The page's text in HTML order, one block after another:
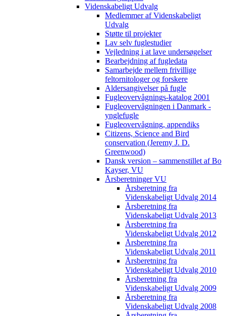
Videnskabeligt Udvalg
Medlemmer af Videnskabeligt
Udvalg
Støtte til projekter
Lav selv fuglestudier
Vejledning i at lave undersøgelser
Bearbejdning af fugledata
Samarbejde mellem frivillige
feltornitologer og forskere
Aldersangivelser på fugle
Fugleovervågnings-katalog 2001
Fugleovervågningen i Danmark -
ynglefugle
Fugleovervågning, appendiks
Citizens, Science and Bird
conservation (Jeremy J. D.
Greenwood)
Dansk version – sammenstillet af Bo
Kayser, VU
Årsberetninger VU
Årsberetning fra
Videnskabeligt Udvalg 2014
Årsberetning fra
Videnskabeligt Udvalg 2013
Årsberetning fra
Videnskabeligt Udvalg 2012
Årsberetning fra
Videnskabeligt Udvalg 2011
Årsberetning fra
Videnskabeligt Udvalg 2010
Årsberetning fra
Videnskabeligt Udvalg 2009
Årsberetning fra
Videnskabeligt Udvalg 2008